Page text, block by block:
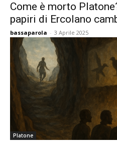
Come è morto
papiri di Ercolano
bassaparola - 3 Aprile 2025
Platone